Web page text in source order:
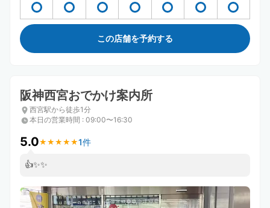
この店舗を予約する
阪神西宮おでかけ案内所
西宮駅から徒歩1分
本日の営業時間 : 09:00〜16:30
5.0★ ★ ★ ★ ★
★ ★ ★ ★ ★1件
👍✨✨